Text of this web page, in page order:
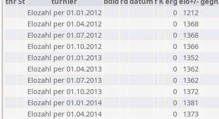
Elozahl per 01.01.2012
0
1212
Elozahl per 01.04.2012
0
1368
Elozahl per 01.07.2012
0
1368
Elozahl per 01.10.2012
0
1366
Elozahl per 01.01.2013
0
1352
Elozahl per 01.04.2013
0
1362
Elozahl per 01.07.2013
0
1362
Elozahl per 01.10.2013
0
1372
Elozahl per 01.01.2014
0
1381
Elozahl per 01.04.2014
0
1373